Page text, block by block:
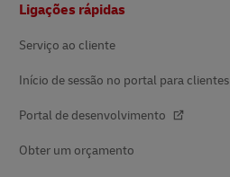
Ligações rápidas
Serviço ao cliente
Início de sessão no portal para clientes
Portal de desenvolvimento
Obter um orçamento